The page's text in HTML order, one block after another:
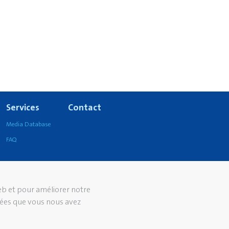
Services
Media Database
FAQ
Contact
et pour améliorer notre
que vous nous avez